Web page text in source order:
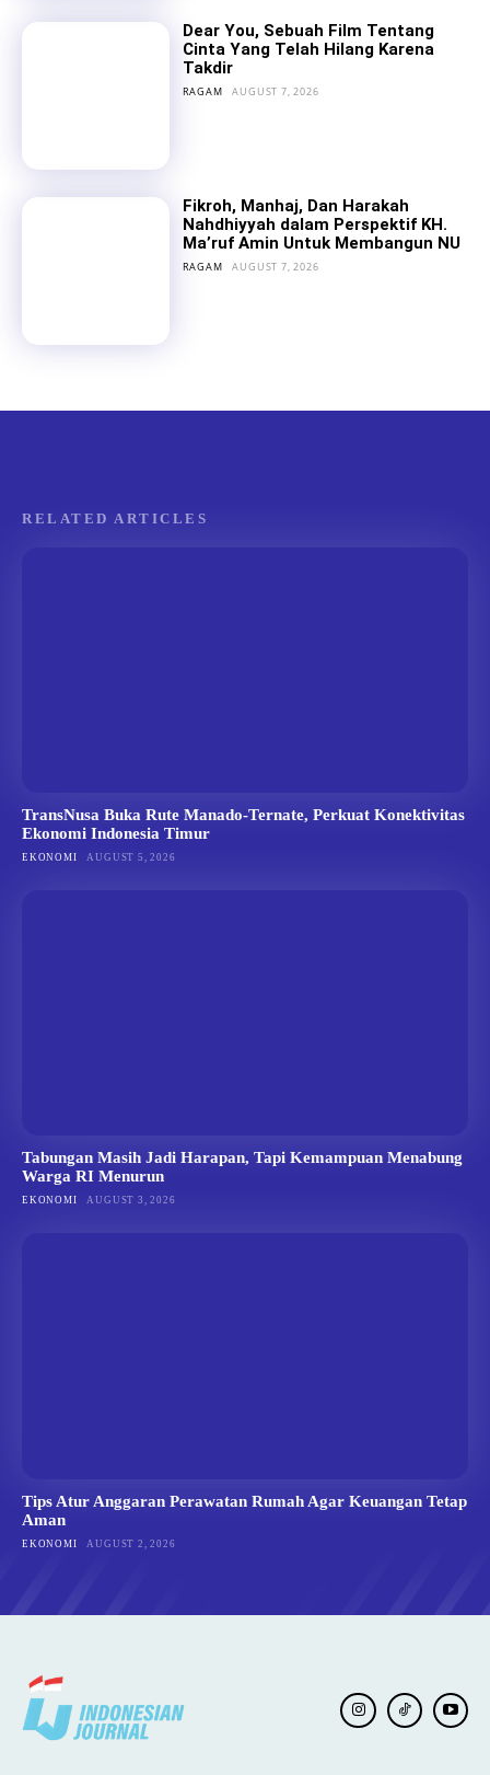
Dear You, Sebuah Film Tentang
Cinta Yang Telah Hilang Karena
Takdir
RAGAM AUGUST 7, 2026
Fikroh, Manhaj, Dan Harakah
Nahdhiyyah dalam Perspektif KH.
Ma’ruf Amin Untuk Membangun NU
RAGAM AUGUST 7, 2026
RELATED ARTICLES
TransNusa Buka Rute Manado-Ternate, Perkuat Konektivitas
Ekonomi Indonesia Timur
EKONOMI AUGUST 5, 2026
Tabungan Masih Jadi Harapan, Tapi Kemampuan Menabung
Warga RI Menurun
EKONOMI AUGUST 3, 2026
Tips Atur Anggaran Perawatan Rumah Agar Keuangan Tetap
Aman
EKONOMI AUGUST 2, 2026